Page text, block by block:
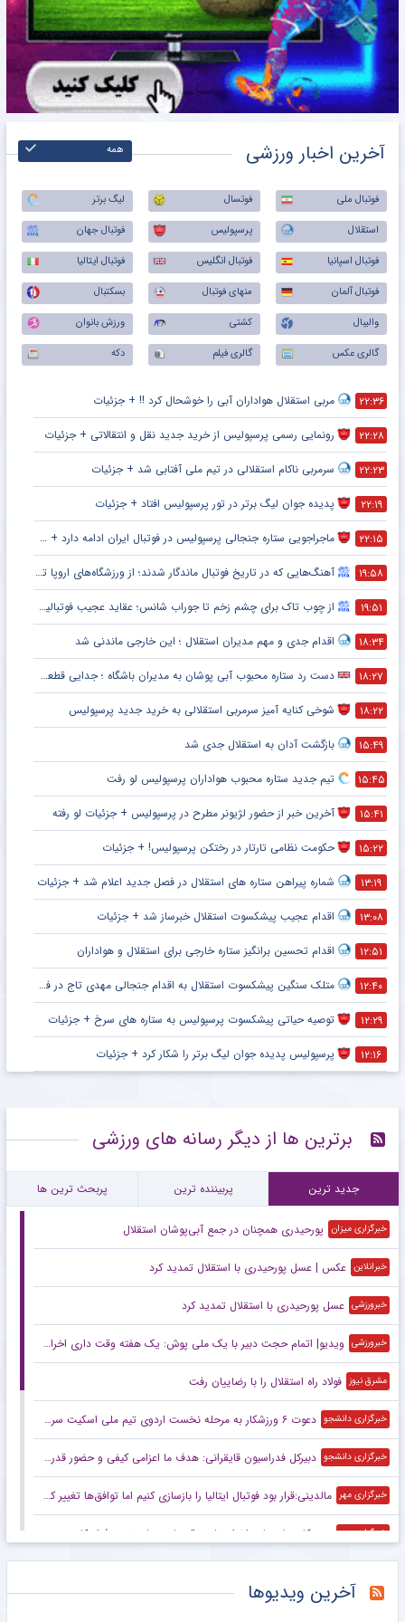
آخرین اخبار ورزشی همه
فوتبال ملی فوتسال
لیگ برتر
استقلال
پرسپولیس
فوتبال جهان
فوتبال اسپانیا
فوتبال انگلیس
فوتبال ایتالیا
فوتبال آلمان
منهای فوتبال
بسکتبال
والیبال
کشتی
ورزش بانوان
گالری عکس
گالری فیلم دکه
۲۲:۳۶ مربی استقلال هواداران آبی را خوشحال کرد !! + جزئیات
۲۲:۲۸ رونمایی رسمی پرسپولیس از خرید جدید نقل و انتقالاتی + جزئیات
۲۲:۲۳ سرمربی ناکام استقلالی در تیم ملی آفتابی شد + جزئیات
۲۲:۱۹ پدیده جوان لیگ برتر در تور پرسپولیس افتاد + جزئیات
۲۲:۱۵ ماجراجویی ستاره جنجالی پرسپولیس در فوتبال ایران ادامه دارد + جزئیات
۱۹:۵۸ آهنگ‌هایی که در تاریخ فوتبال ماندگار شدند؛ از ورزشگاه‌های اروپا تا جام جهانی
۱۹:۵۱ از چوب تاک برای چشم زخم تا جوراب شانس؛ عقاید عجیب فوتبالیست‌ها!
۱۸:۳۴ اقدام جدی و مهم مدیران استقلال ؛ این خارجی ماندنی شد
۱۸:۲۷ دست رد ستاره محبوب آبی پوشان به مدیران باشگاه ؛ جدایی قطعی است !
۱۸:۲۲ شوخی کنایه آمیز سرمربی استقلالی به خرید جدید پرسپولیس
۱۵:۴۹ بازگشت آدان به استقلال جدی شد
۱۵:۴۵ تیم جدید ستاره محبوب هواداران پرسپولیس لو رفت
۱۵:۴۱ آخرین خبر از حضور لژیونر مطرح در پرسپولیس + جزئیات لو رفته
۱۵:۲۲ حکومت نظامی تارتار در رختکن پرسپولیس! + جزئیات
۱۳:۱۹ شماره پیراهن ستاره های استقلال در فصل جدید اعلام شد + جزئیات
۱۳:۰۸ اقدام عجیب پیشکسوت استقلال خبرساز شد + جزئیات
۱۲:۵۱ اقدام تحسین برانگیز ستاره خارجی برای استقلال و هواداران
۱۲:۴۰ متلک سنگین پیشکسوت استقلال به اقدام جنجالی مهدی تاج در فدراسیون فوتبال
۱۲:۲۹ توصیه حیاتی پیشکسوت پرسپولیس به ستاره های سرخ + جزئیات
۱۲:۱۶ پرسپولیس پدیده جوان لیگ برتر را شکار کرد + جزئیات
برترین ها از دیگر رسانه های ورزشی
جدید ترین پربیننده ترین پربحث ترین ها
خبرگزاری میزان پورحیدری همچنان در جمع آبی‌پوشان استقلال
خبرانلاین عکس | عسل پورحیدری با استقلال تمدید کرد
خبرورزشی عسل پورحیدری با استقلال تمدید کرد
خبرورزشی ویدیو| اتمام حجت دبیر با یک ملی پوش: یک هفته وقت داری اخراج نشوی!
مشرق نیوز فولاد راه استقلال را با رضاییان رفت
خبرگزاری دانشجو دعوت ۶ ورزشکار به مرحله نخست اردوی تیم ملی اسکیت سرعت
خبرگزاری دانشجو دبیرکل فدراسیون قایقرانی: هدف ما اعزامی کیفی و حضور قدرتمند در بازی‌های آسیایی است
خبرگزاری مهر مالدینی:قرار بود فوتبال ایتالیا را بازسازی کنیم اما توافق‌ها تغییر کرد
خبرگزاری مهر درستکار: بنای ما بر اخراج نایب قهرمان جهان نیست/ او کارت زرد گرفته است
آخرین ویدیوها